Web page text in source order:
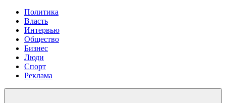
Политика
Власть
Интервью
Общество
Бизнес
Люди
Спорт
Реклама